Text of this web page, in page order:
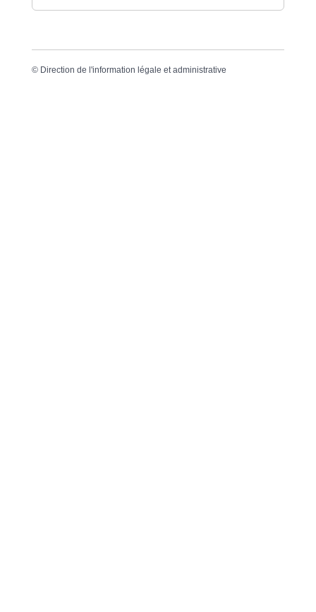
© Direction de l'information légale et administrative